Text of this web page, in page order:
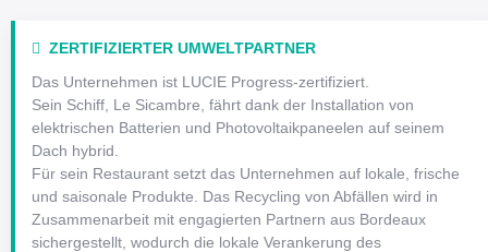
ZERTIFIZIERTER UMWELTPARTNER
Das Unternehmen ist LUCIE Progress-zertifiziert.
Sein Schiff, Le Sicambre, fährt dank der Installation von
elektrischen Batterien und Photovoltaikpaneelen auf seinem
Dach hybrid.
Für sein Restaurant setzt das Unternehmen auf lokale, frische
und saisonale Produkte. Das Recycling von Abfällen wird in
Zusammenarbeit mit engagierten Partnern aus Bordeaux
sichergestellt, wodurch die lokale Verankerung des